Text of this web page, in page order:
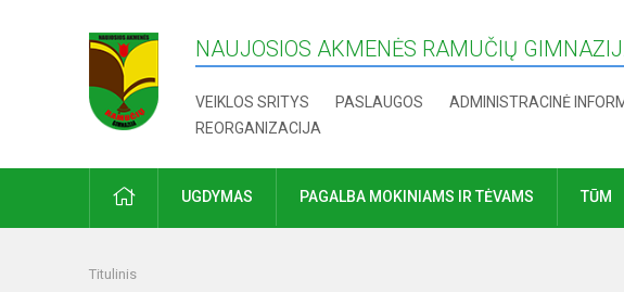
NAUJOSIOS AKMENĖS RAMUČIŲ
VEIKLOS SRITYS PASLAUGOS ADMINISTRACINĖ
REORGANIZACIJA
PRADŽIAUGDYMAS PAGALBA MOKINIAMS IR TĖVAMS TŪM
Titulinis